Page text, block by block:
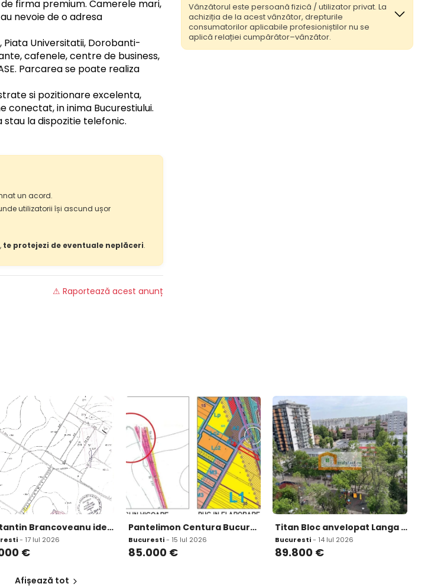
firma premium. Camerele mari,
nevoie de o adresa
Universitatii, Dorobanti-
cafenele, centre de business,
Parcarea se poate realiza
si pozitionare excelenta,
in inima Bucurestiului.
la dispozitie telefonic.
un acord.
utilizatorii își ascund ușor
te protejezi de eventuale neplăceri.
⚠ Raportează acest anunț
Vânzătorul este persoană fizică / utilizator privat. La
achiziția de la acest vânzător, drepturile
consumatorilor aplicabile profesioniștilor nu se
aplică relației cumpărător–vânzător.
Costantin Brancoveanu ideal investitie zona noua in dezvoltare
- 17 Iul 2026
€
Pantelimon Centura Bucuresti teren 2 500 mp d 20ml intravilan conf Noul pug
Bucuresti- 15 Iul 2026
85.000 €
Titan Bloc anvelopat Langa Bebe Tei Scoala Metrou Titan si Auchan Titan
Bucuresti- 14 Iul 2026
89.800 €
Afișează tot